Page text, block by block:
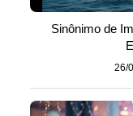
Sinônimo de
26/